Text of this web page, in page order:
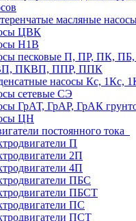
масляные
ЦВК
Н1В
песковые П, ПР, ПК,
ПКВП, ППР, ППК
насосы Кс, 1Кс,
сетевые СЭ
ГрАТ, ГрАР, ГрАК
ЦН
постоянного тока
П
2П
4П
ПБС
ПБСТ
ПС
ПСТ